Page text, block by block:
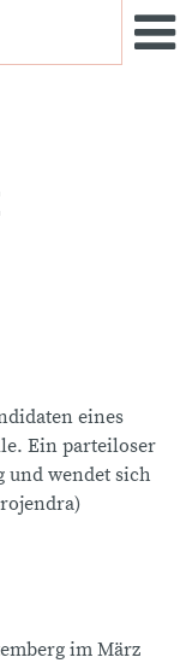
eines
Ein parteiloser
wendet sich
im März